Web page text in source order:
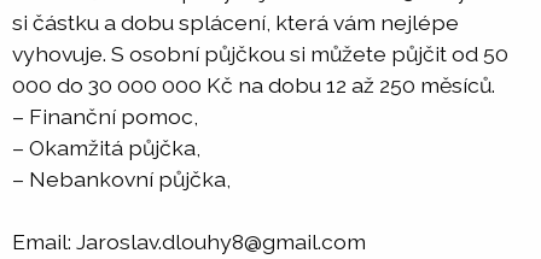
si částku a dobu splácení, která vám nejlépe
vyhovuje. S osobní půjčkou si můžete půjčit od 50
000 do 30 000 000 Kč na dobu 12 až 250 měsíců.
– Finanční pomoc,
– Okamžitá půjčka,
– Nebankovní půjčka,
Email: Jaroslav.dlouhy8@gmail.com